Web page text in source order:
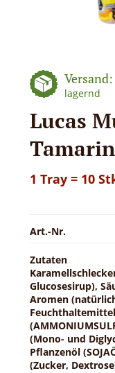
Versand:
lagernd
Lucas
1 Tray = 10
Art.-Nr.
Zutaten
Glucosesirup),
Aromen
(Mono- und
Pflanzenöl
(Zucker,